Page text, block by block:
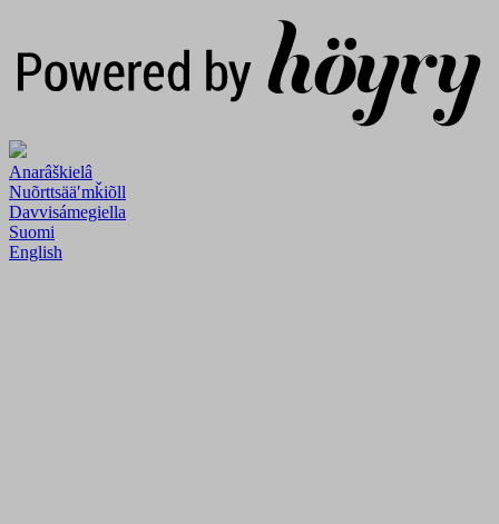
Anarâškielâ
Nuõrttsääʹmǩiõll
Davvisámegiella
Suomi
English